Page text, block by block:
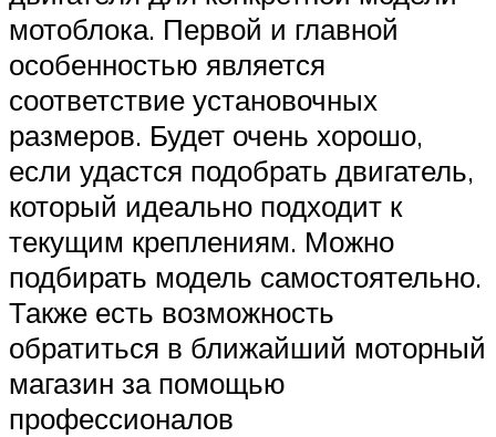
мотоблока. Первой и главной
особенностью является
соответствие установочных
размеров. Будет очень хорошо,
если удастся подобрать двигатель,
который идеально подходит к
текущим креплениям. Можно
подбирать модель самостоятельно.
Также есть возможность
обратиться в ближайший моторный
магазин за помощью
профессионалов